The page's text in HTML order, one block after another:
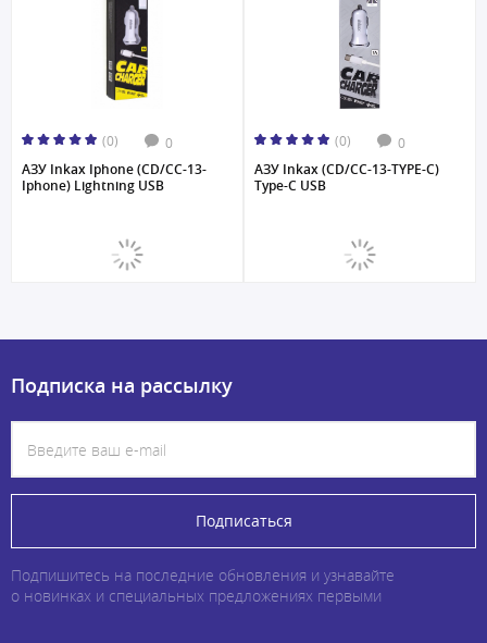
(0) 0
АЗУ Inkax Iphone (CD/CC-13-
Iphone) Lightning USB
(0) 0
АЗУ Inkax (CD/CC-13-TYPE-C)
Type-C USB
Подписка на рассылку
Подписаться
Подпишитесь на последние обновления и узнавайте
о новинках и специальных предложениях первыми